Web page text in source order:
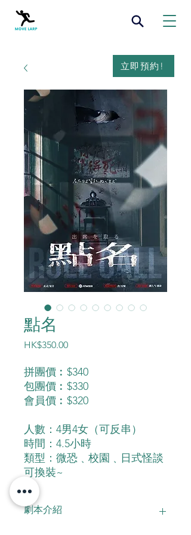
點名
HK$350.00價
拼團價︰$340
包團價︰$330
會員價︰$320
人數：4男4女（可反串）
時間：4.5小時
類型：微恐﹑校園﹑日式怪談
可換裝~
劇本介紹
立即預約!